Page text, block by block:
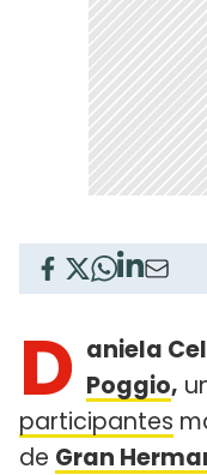
D aniela
Poggio,
participantes
de Gran